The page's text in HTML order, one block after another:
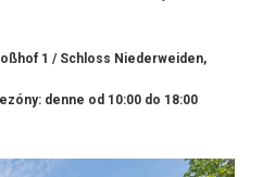
1 / Schloss Niederweiden,
denne od 10:00 do 18:00